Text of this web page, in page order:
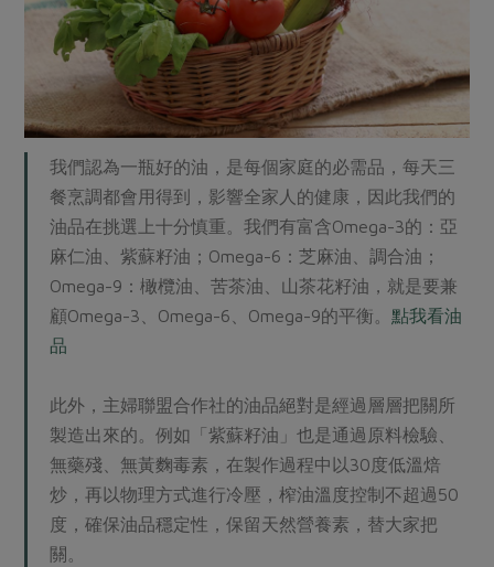
我們認為一瓶好的油，是每個家庭的必需品，每天三
餐烹調都會用得到，影響全家人的健康，因此我們的
油品在挑選上十分慎重。我們有富含Omega-3的：亞
麻仁油、紫蘇籽油；Omega-6：芝麻油、調合油；
Omega-9：橄欖油、苦茶油、山茶花籽油，就是要兼
顧Omega-3、Omega-6、Omega-9的平衡。點我看油
品
此外，主婦聯盟合作社的油品絕對是經過層層把關所
製造出來的。例如「紫蘇籽油」也是通過原料檢驗、
無藥殘、無黃麴毒素，在製作過程中以30度低溫焙
炒，再以物理方式進行冷壓，榨油溫度控制不超過50
度，確保油品穩定性，保留天然營養素，替大家把
關。